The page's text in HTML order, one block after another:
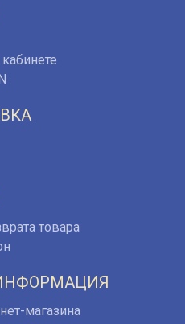
товара
магазина